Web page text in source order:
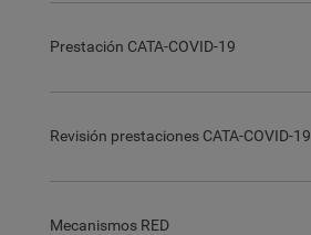
Prestación CATA-COVID-19
Revisión prestaciones CATA-COVID-19
Mecanismos RED